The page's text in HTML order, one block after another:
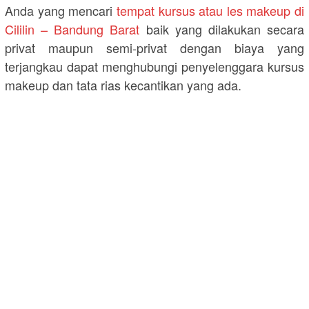
Anda yang mencari tempat kursus atau les makeup di
Cililin – Bandung Barat baik yang dilakukan secara
privat maupun semi-privat dengan biaya yang
terjangkau dapat menghubungi penyelenggara kursus
makeup dan tata rias kecantikan yang ada.